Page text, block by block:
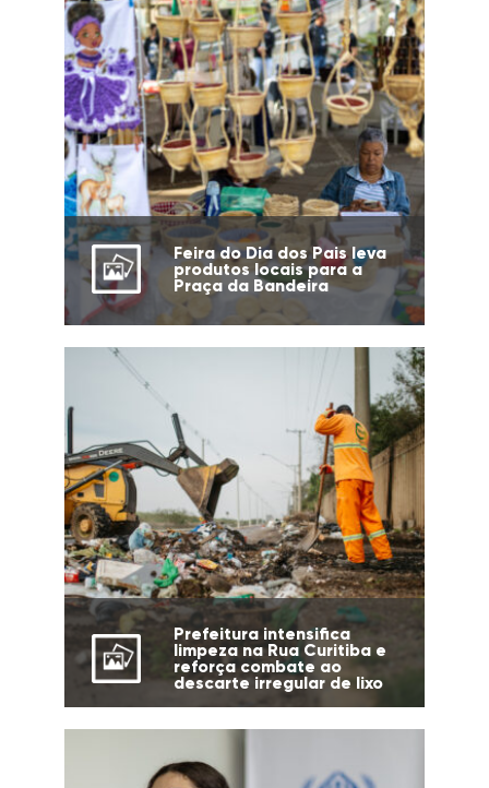
Feira do Dia dos Pais leva
produtos locais para a
Praça da Bandeira
Prefeitura intensifica
limpeza na Rua Curitiba e
reforça combate ao
descarte irregular de lixo